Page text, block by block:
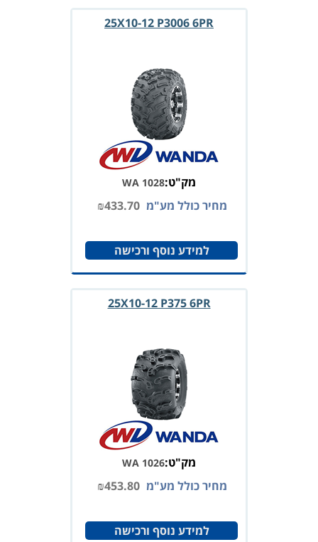
25X10-12 P3006 6PR
מק"ט:WA 1028
מחיר כולל מע"מ ₪433.70
למידע נוסף ורכישה
25X10-12 P375 6PR
מק"ט:WA 1026
מחיר כולל מע"מ ₪453.80
למידע נוסף ורכישה